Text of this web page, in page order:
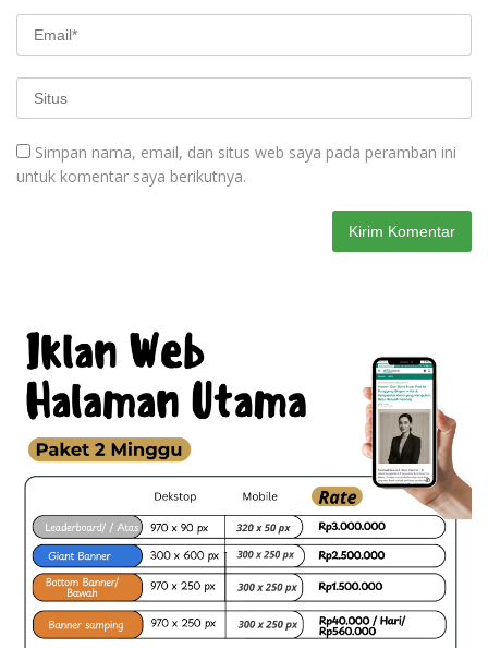
Simpan nama, email, dan situs web saya pada peramban ini
untuk komentar saya berikutnya.